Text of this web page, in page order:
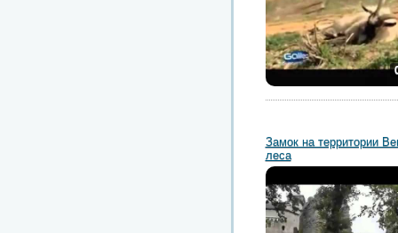
Замок на территории
леса